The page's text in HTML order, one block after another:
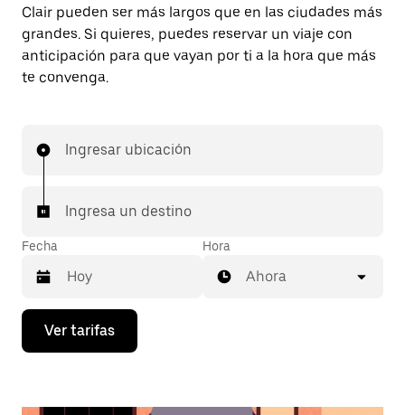
Clair pueden ser más largos que en las ciudades más
grandes. Si quieres, puedes reservar un viaje con
anticipación para que vayan por ti a la hora que más
te convenga.
Ingresar ubicación
Ingresa un destino
Fecha
Presiona
flecha
Hora
Ahora
Ver tarifas